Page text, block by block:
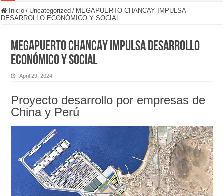
Inicio / Uncategorized / MEGAPUERTO CHANCAY IMPULSA
DESARROLLO ECONÓMICO Y SOCIAL
MEGAPUERTO CHANCAY IMPULSA DESARROLLO
ECONÓMICO Y SOCIAL
April 29, 2024
Proyecto desarrollo por empresas de
China y Perú